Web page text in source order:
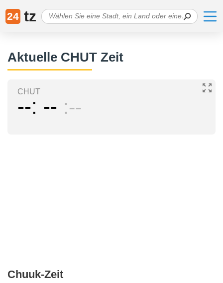
24 tz
Aktuelle CHUT Zeit
CHUT
-- -- --
Chuuk-Zeit